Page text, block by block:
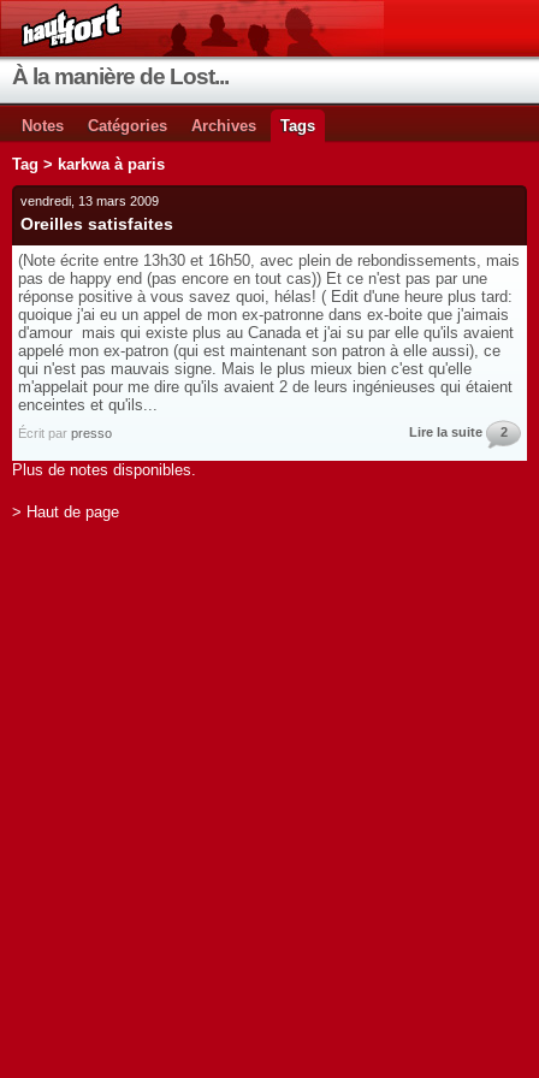
À la manière de Lost...
Notes Catégories Archives Tags
Tag > karkwa à paris
vendredi, 13 mars 2009
Oreilles satisfaites
(Note écrite entre 13h30 et 16h50, avec plein de rebondissements, mais
pas de happy end (pas encore en tout cas)) Et ce n'est pas par une
réponse positive à vous savez quoi, hélas! ( Edit d'une heure plus tard:
quoique j'ai eu un appel de mon ex-patronne dans ex-boite que j'aimais
d'amour mais qui existe plus au Canada et j'ai su par elle qu'ils avaient
appelé mon ex-patron (qui est maintenant son patron à elle aussi), ce
qui n'est pas mauvais signe. Mais le plus mieux bien c'est qu'elle
m'appelait pour me dire qu'ils avaient 2 de leurs ingénieuses qui étaient
enceintes et qu'ils...
Écrit par presso Lire la suite 2
Plus de notes disponibles.
> Haut de page